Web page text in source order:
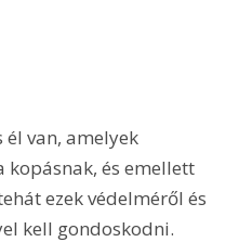
van, amelyek
kopásnak, és emellett
ezek védelméről és
kell gondoskodni.